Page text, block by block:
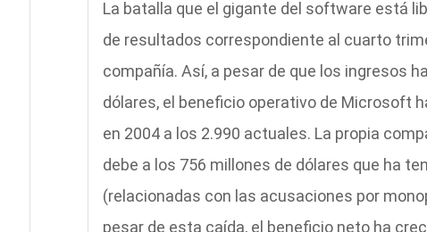
La batalla que el gigante del software está
de resultados correspondiente al cuarto
compañía. Así, a pesar de que los ingresos
dólares, el beneficio operativo de Microsoft
en 2004 a los 2.990 actuales. La propia
debe a los 756 millones de dólares que ha
(relacionadas con las acusaciones por
pesar de esta caída, el beneficio neto ha